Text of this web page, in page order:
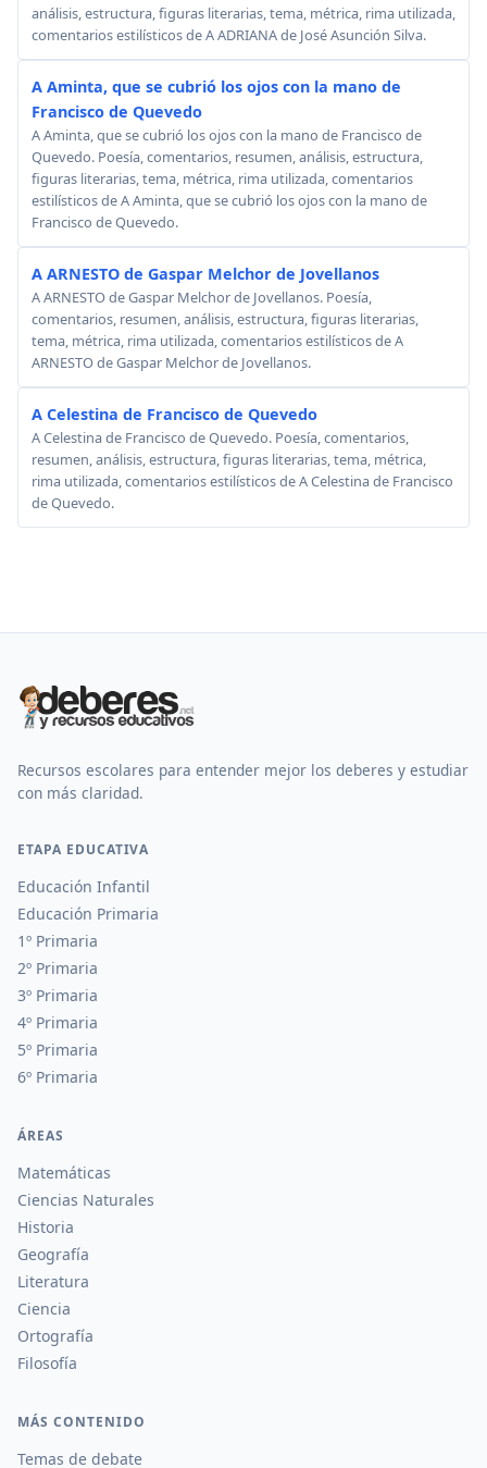
análisis, estructura, figuras literarias, tema, métrica, rima utilizada,
comentarios estilísticos de A ADRIANA de José Asunción Silva.
A Aminta, que se cubrió los ojos con la mano de
Francisco de Quevedo
A Aminta, que se cubrió los ojos con la mano de Francisco de
Quevedo. Poesía, comentarios, resumen, análisis, estructura,
figuras literarias, tema, métrica, rima utilizada, comentarios
estilísticos de A Aminta, que se cubrió los ojos con la mano de
Francisco de Quevedo.
A ARNESTO de Gaspar Melchor de Jovellanos
A ARNESTO de Gaspar Melchor de Jovellanos. Poesía,
comentarios, resumen, análisis, estructura, figuras literarias,
tema, métrica, rima utilizada, comentarios estilísticos de A
ARNESTO de Gaspar Melchor de Jovellanos.
A Celestina de Francisco de Quevedo
A Celestina de Francisco de Quevedo. Poesía, comentarios,
resumen, análisis, estructura, figuras literarias, tema, métrica,
rima utilizada, comentarios estilísticos de A Celestina de Francisco
de Quevedo.
Recursos escolares para entender mejor los deberes y estudiar
con más claridad.
ETAPA EDUCATIVA
Educación Infantil
Educación Primaria
1º Primaria
2º Primaria
3º Primaria
4º Primaria
5º Primaria
6º Primaria
ÁREAS
Matemáticas
Ciencias Naturales
Historia
Geografía
Literatura
Ciencia
Ortografía
Filosofía
MÁS CONTENIDO
Temas de debate